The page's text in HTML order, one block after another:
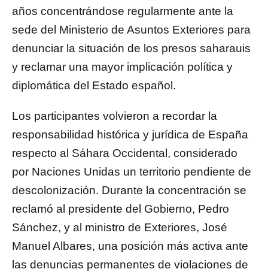
años concentrándose regularmente ante la
sede del Ministerio de Asuntos Exteriores para
denunciar la situación de los presos saharauis
y reclamar una mayor implicación política y
diplomática del Estado español.
Los participantes volvieron a recordar la
responsabilidad histórica y jurídica de España
respecto al Sáhara Occidental, considerado
por Naciones Unidas un territorio pendiente de
descolonización. Durante la concentración se
reclamó al presidente del Gobierno, Pedro
Sánchez, y al ministro de Exteriores, José
Manuel Albares, una posición más activa ante
las denuncias permanentes de violaciones de